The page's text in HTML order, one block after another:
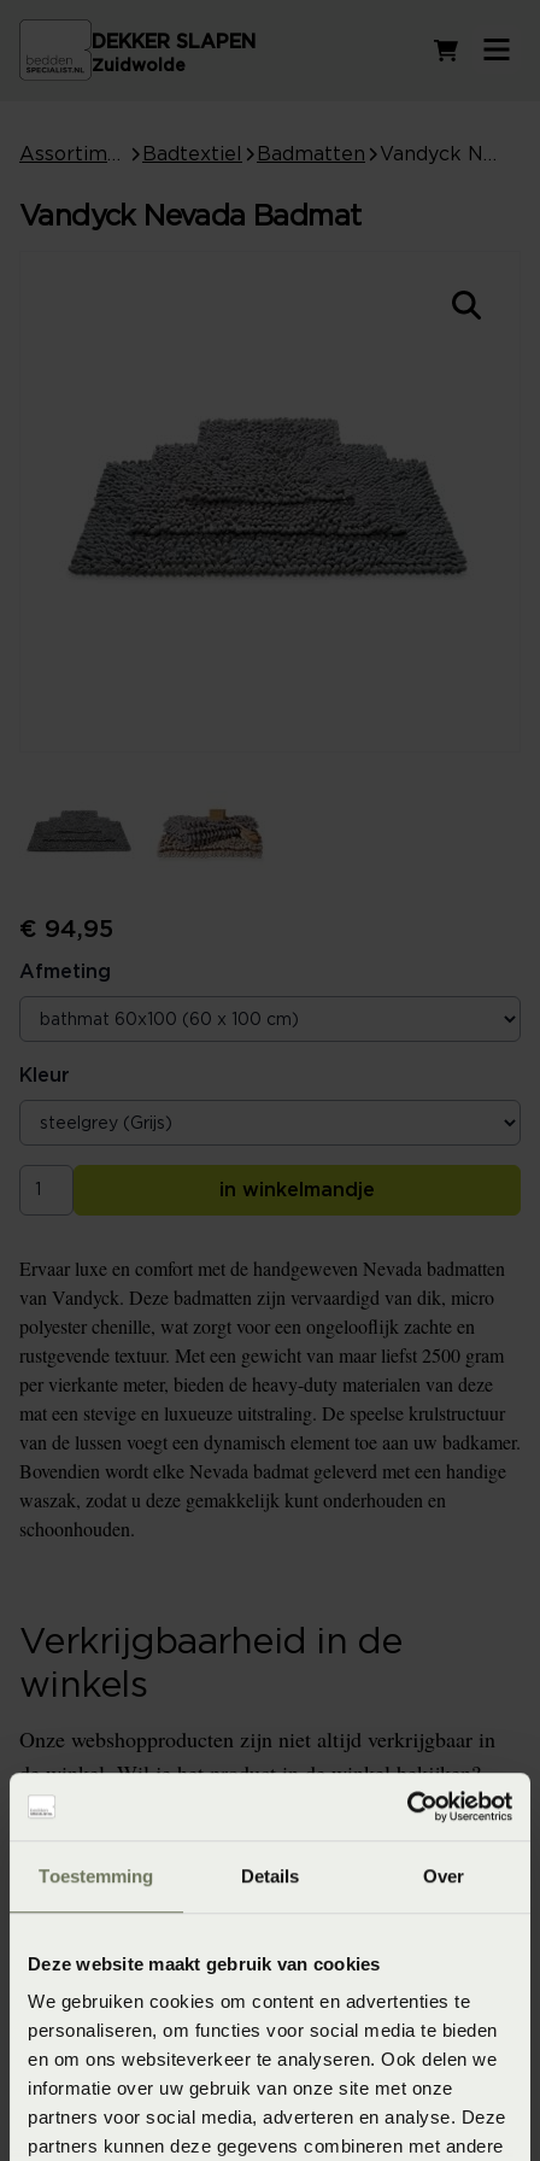
Toestemming Details Over
Deze website maakt gebruik van cookies
We gebruiken cookies om content en advertenties te
personaliseren, om functies voor social media te bieden
en om ons websiteverkeer te analyseren. Ook delen we
informatie over uw gebruik van onze site met onze
partners voor social media, adverteren en analyse. Deze
partners kunnen deze gegevens combineren met andere
DEKKER SLAPEN
Zuidwolde
Badtextiel Badmatten
Vandyck Nevada Badmat
€ 94,95
Afmeting
Kleur
in winkelmandje
Ervaar luxe en comfort met de handgeweven Nevada badmatten
van Vandyck. Deze badmatten zijn vervaardigd van dik, micro
polyester chenille, wat zorgt voor een ongelooflijk zachte en
rustgevende textuur. Met een gewicht van maar liefst 2500 gram
per vierkante meter, bieden de heavy-duty materialen van deze
mat een stevige en luxueuze uitstraling. De speelse krulstructuur
van de lussen voegt een dynamisch element toe aan uw badkamer.
Bovendien wordt elke Nevada badmat geleverd met een handige
waszak, zodat u deze gemakkelijk kunt onderhouden en
schoonhouden.
Verkrijgbaarheid in de
winkels
Onze webshopproducten zijn niet altijd verkrijgbaar in
de winkel. Wil je het product in de winkel bekijken?
Informeer dan eerst naar de beschikbaarheid.
Artikelnummer
8718471398480
Wasinstructie
Het is aan te bevelen om deze badmatten te wassen op 40°C